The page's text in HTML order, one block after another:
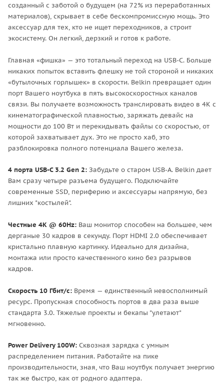
созданный с заботой о будущем (на 72% из переработанных
материалов), скрывает в себе бескомпромиссную мощь. Это
аксессуар для тех, кто не ищет переходников, а строит
экосистему. Он легкий, дерзкий и готов к работе.
Главная «фишка» — это тотальный переход на USB-C. Больше
никаких попыток вставить флешку не той стороной и никаких
«бутылочных горлышек» в скорости. Belkin превращает один
порт Вашего ноутбука в пять высокоскоростных каналов
связи. Вы получаете возможность транслировать видео в 4K с
кинематографической плавностью, заряжать девайс на
мощности до 100 Вт и перекидывать файлы со скоростью, от
которой захватывает дух. Это не просто хаб, это
разблокировка полного потенциала Вашего железа.
4 порта USB-C 3.2 Gen 2: Забудьте о старом USB-A. Belkin дает
Вам сразу четыре разъема будущего. Подключайте
современные SSD, периферию и аксессуары напрямую, без
лишних "костылей".
Честные 4K @ 60Hz: Ваш монитор способен на большее, чем
дерганые 30 кадров в секунду. Порт HDMI 2.0 обеспечивает
кристально плавную картинку. Идеально для дизайна,
монтажа или просто качественного кино без разрывов
кадров.
Скорость 10 Гбит/с: Время — единственный невосполнимый
ресурс. Пропускная способность портов в два раза выше
стандарта 3.0. Тяжелые проекты и бекапы "улетают"
мгновенно.
Power Delivery 100W: Сквозная зарядка с умным
распределением питания. Работайте на пике
производительности, зная, что Ваш ноутбук получает энергию
так же быстро, как от родного адаптера.